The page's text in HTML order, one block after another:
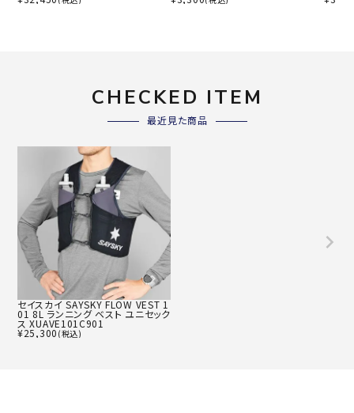
CHECKED ITEM
最近見た商品
セイスカイ SAYSKY FLOW VEST 1
01 8L ランニング ベスト ユニセック
ス XUAVE101C901
¥25,300 (税込)